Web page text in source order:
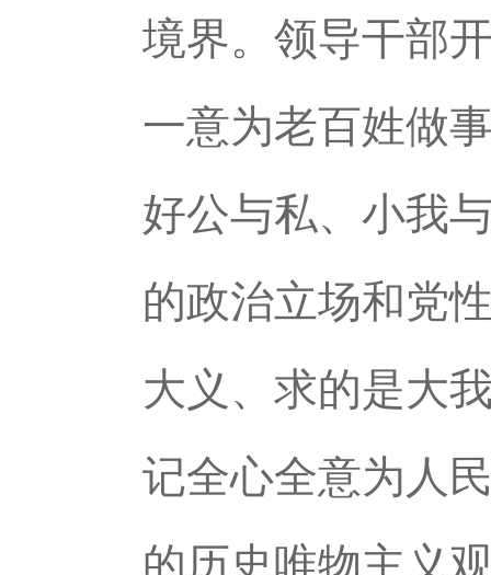
境界。领导干部
一意为老百姓做
好公与私、小我
的政治立场和党
大义、求的是大
记全心全意为人
的历史唯物主义